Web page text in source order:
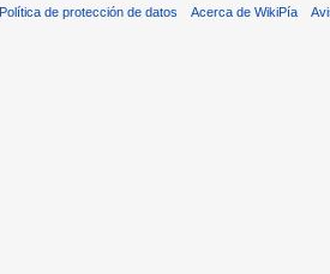
Política de protección de datos Acerca de WikiPía